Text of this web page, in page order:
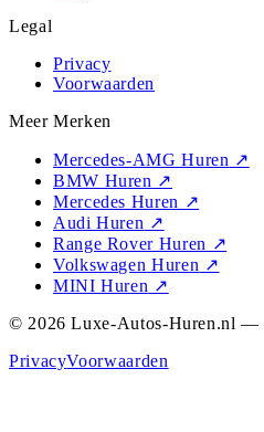
Legal
Privacy
Voorwaarden
Meer Merken
Mercedes-AMG Huren ↗
BMW Huren ↗
Mercedes Huren ↗
Audi Huren ↗
Range Rover Huren ↗
Volkswagen Huren ↗
MINI Huren ↗
© 2026 Luxe-Autos-Huren.nl —
PrivacyVoorwaarden